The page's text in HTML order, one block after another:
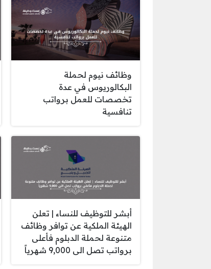
وظائف نيوم لحملة
البكالوريوس في عدة
تخصصات للعمل برواتب
تنافسية
أبشر للتوظيف للنساء | تعلن
الهيئة الملكية عن توافر وظائف
متنوعة لحملة الدبلوم فأعلى
برواتب تصل الى 9,000 شهرياً